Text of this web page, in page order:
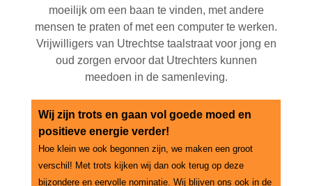
moeilijk om een baan te vinden, met andere
mensen te praten of met een computer te werken.
Vrijwilligers van Utrechtse taalstraat voor jong en
oud zorgen ervoor dat Utrechters kunnen
meedoen in de samenleving.
Wij zijn trots en gaan vol goede moed en
positieve energie verder!
Hoe klein we ook begonnen zijn, we maken een groot
verschil! Met trots kijken wij dan ook terug op deze
bijzondere en eervolle nominatie. Wij blijven ons ook in de